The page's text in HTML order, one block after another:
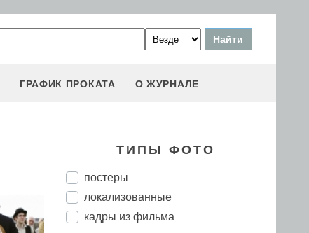
ГРАФИК ПРОКАТА О ЖУРНАЛЕ
ТИПЫ ФОТО
постеры
локализованные
кадры из фильма